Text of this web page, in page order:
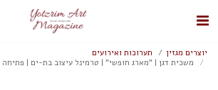
יוצרים מגזין
תערוכות ואירועים
משכית דגן | "מארג חופשי" | טרמינל עיצוב בת-ים | פתיחה 5.5.26